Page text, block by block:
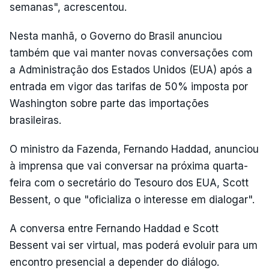
semanas", acrescentou.
Nesta manhã, o Governo do Brasil anunciou
também que vai manter novas conversações com
a Administração dos Estados Unidos (EUA) após a
entrada em vigor das tarifas de 50% imposta por
Washington sobre parte das importações
brasileiras.
O ministro da Fazenda, Fernando Haddad, anunciou
à imprensa que vai conversar na próxima quarta-
feira com o secretário do Tesouro dos EUA, Scott
Bessent, o que "oficializa o interesse em dialogar".
A conversa entre Fernando Haddad e Scott
Bessent vai ser virtual, mas poderá evoluir para um
encontro presencial a depender do diálogo.